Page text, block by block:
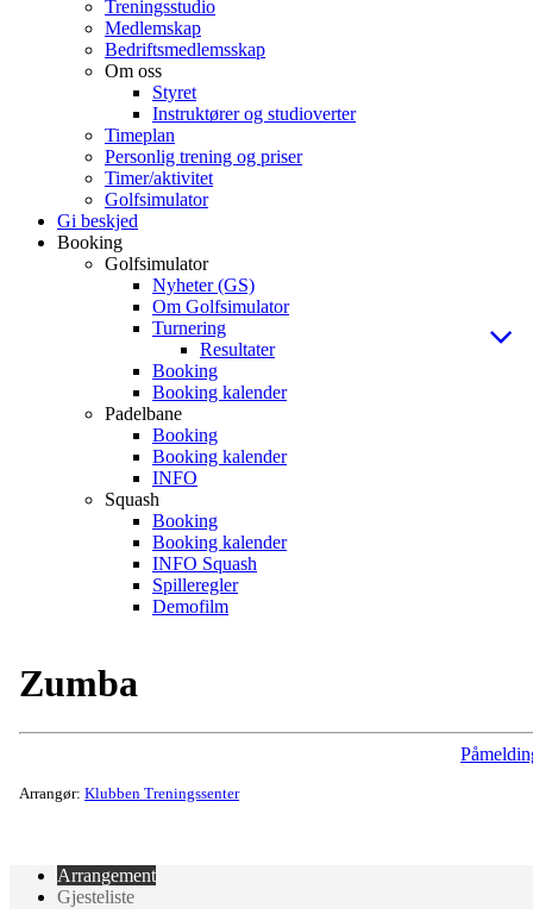
Treningsstudio
Medlemskap
Bedriftsmedlemsskap
Om oss
Styret
Instruktører og studioverter
Timeplan
Personlig trening og priser
Timer/aktivitet
Golfsimulator
Gi beskjed
Booking
Golfsimulator
Nyheter (GS)
Om Golfsimulator
Turnering
Resultater
Booking
Booking kalender
Padelbane
Booking
Booking kalender
INFO
Squash
Booking
Booking kalender
INFO Squash
Spilleregler
Demofilm
Zumba
Arrangør: Klubben Treningssenter
Arrangement
Gjesteliste